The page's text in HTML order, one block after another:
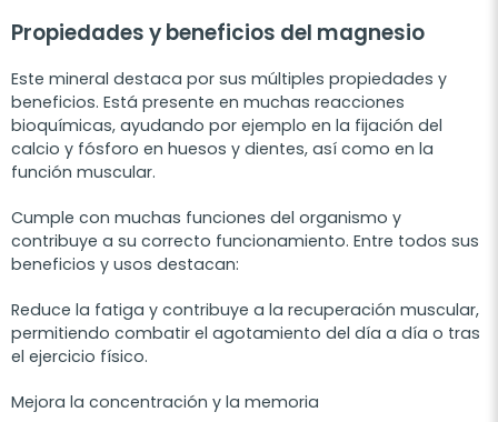
Propiedades y beneficios del magnesio
Este mineral destaca por sus múltiples propiedades y
beneficios. Está presente en muchas reacciones
bioquímicas, ayudando por ejemplo en la fijación del
calcio y fósforo en huesos y dientes, así como en la
función muscular.
Cumple con muchas funciones del organismo y
contribuye a su correcto funcionamiento. Entre todos sus
beneficios y usos destacan:
Reduce la fatiga y contribuye a la recuperación muscular,
permitiendo combatir el agotamiento del día a día o tras
el ejercicio físico.
Mejora la concentración y la memoria